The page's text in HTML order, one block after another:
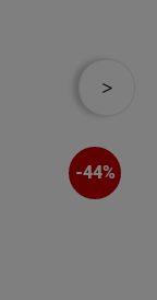
-44%